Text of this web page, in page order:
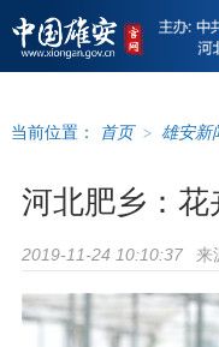
当前位置： 首页 > 雄安新
河北肥乡：
2019-11-24 10:10:37 来